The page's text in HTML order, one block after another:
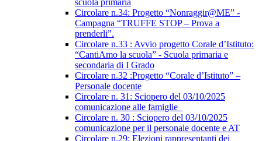
scuola primaria
Circolare n.34: Progetto “Nonraggir@ME” -
Campagna “TRUFFE STOP – Prova a
prenderli”.
Circolare n.33 : Avvio progetto Corale d’Istituto:
“CantiAmo la scuola” - Scuola primaria e
secondaria di I Grado
Circolare n.32 :Progetto “Corale d’Istituto” –
Personale docente
Circolare n. 31: Sciopero del 03/10/2025
comunicazione alle famiglie
Circolare n. 30 : Sciopero del 03/10/2025
comunicazione per il personale docente e AT
Circolare n.29: Elezioni rappresentanti dei